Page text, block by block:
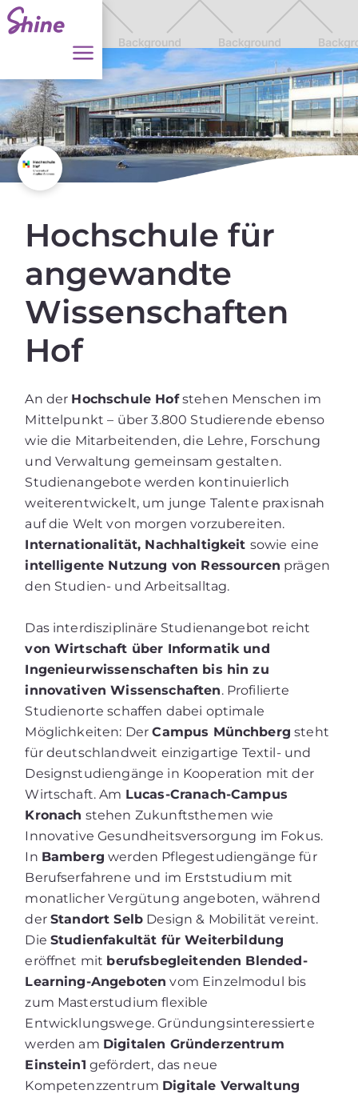
Hochschule für
angewandte
Wissenschaften
Hof
An der Hochschule Hofstehen Menschen im
Mittelpunkt – über 3.800 Studierende ebenso
wie die Mitarbeitenden, die Lehre, Forschung
und Verwaltung gemeinsam gestalten.
Studienangebote werden kontinuierlich
weiterentwickelt, um junge Talente praxisnah
auf die Welt von morgen vorzubereiten.
Internationalität, Nachhaltigkeit sowie eine
intelligente Nutzung von Ressourcen prägen
den Studien- und Arbeitsalltag.
Das interdisziplinäre Studienangebot reicht
von Wirtschaft über Informatik und
Ingenieurwissenschaften bis hin zu
innovativen Wissenschaften. Profilierte
Studienorte schaffen dabei optimale
Möglichkeiten: DerCampus Münchberg steht
für deutschlandweit einzigartige Textil- und
Designstudiengänge in Kooperation mit der
Wirtschaft. Am Lucas-Cranach-Campus
Kronach stehen Zukunftsthemen wie
Innovative Gesundheitsversorgung im Fokus.
In Bamberg werden Pflegestudiengänge für
Berufserfahrene und im Erststudium mit
monatlicher Vergütung angeboten, während
der Standort Selb Design & Mobilität vereint.
Die Studienfakultät für Weiterbildung
eröffnet mit berufsbegleitenden Blended-
Learning-Angeboten vom Einzelmodul bis
zum Masterstudium flexible
Entwicklungswege. Gründungsinteressierte
werden am Digitalen Gründerzentrum
Einstein1 gefördert, das neue
Kompetenzzentrum Digitale Verwaltung